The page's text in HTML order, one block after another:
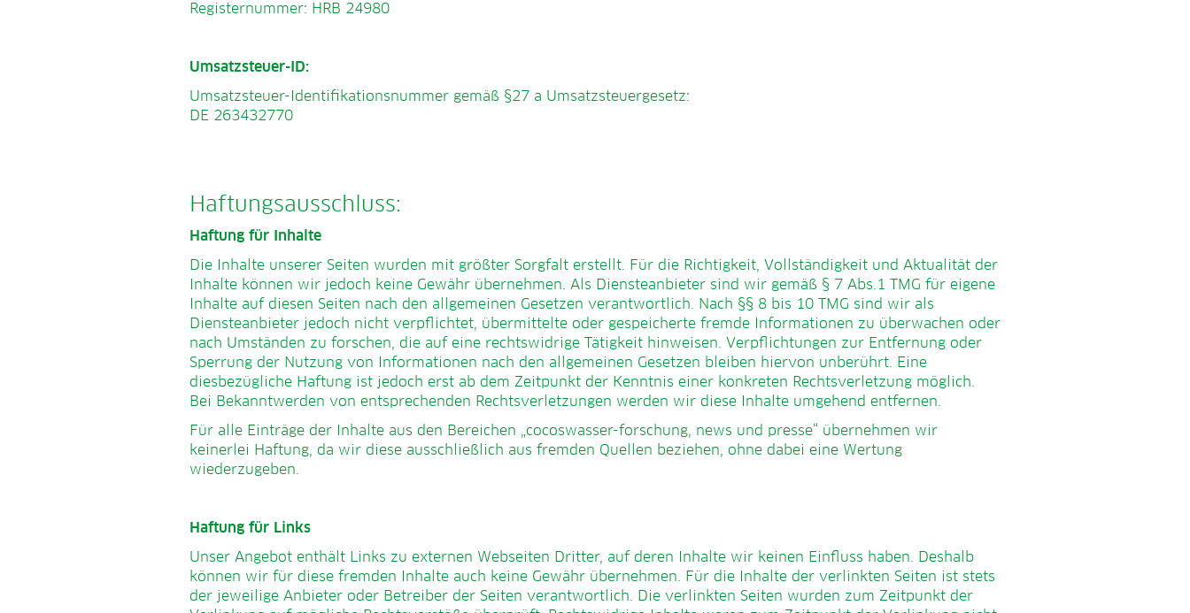
Registernummer: HRB 24980
Umsatzsteuer-ID:
Umsatzsteuer-Identifikationsnummer gemäß §27 a Umsatzsteuergesetz:
DE 263432770
Haftungsausschluss:
Haftung für Inhalte
Die Inhalte unserer Seiten wurden mit größter Sorgfalt erstellt. Für die Richtigkeit, Vollständigkeit und Aktualität der
Inhalte können wir jedoch keine Gewähr übernehmen. Als Diensteanbieter sind wir gemäß § 7 Abs.1 TMG für eigene
Inhalte auf diesen Seiten nach den allgemeinen Gesetzen verantwortlich. Nach §§ 8 bis 10 TMG sind wir als
Diensteanbieter jedoch nicht verpflichtet, übermittelte oder gespeicherte fremde Informationen zu überwachen oder
nach Umständen zu forschen, die auf eine rechtswidrige Tätigkeit hinweisen. Verpflichtungen zur Entfernung oder
Sperrung der Nutzung von Informationen nach den allgemeinen Gesetzen bleiben hiervon unberührt. Eine
diesbezügliche Haftung ist jedoch erst ab dem Zeitpunkt der Kenntnis einer konkreten Rechtsverletzung möglich.
Bei Bekanntwerden von entsprechenden Rechtsverletzungen werden wir diese Inhalte umgehend entfernen.
Für alle Einträge der Inhalte aus den Bereichen „cocoswasser-forschung, news und presse“ übernehmen wir
keinerlei Haftung, da wir diese ausschließlich aus fremden Quellen beziehen, ohne dabei eine Wertung
wiederzugeben.
Haftung für Links
Unser Angebot enthält Links zu externen Webseiten Dritter, auf deren Inhalte wir keinen Einfluss haben. Deshalb
können wir für diese fremden Inhalte auch keine Gewähr übernehmen. Für die Inhalte der verlinkten Seiten ist stets
der jeweilige Anbieter oder Betreiber der Seiten verantwortlich. Die verlinkten Seiten wurden zum Zeitpunkt der